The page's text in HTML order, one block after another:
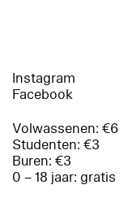
Instagram
Facebook
Volwassenen: €6
Studenten: €3
Buren: €3
0 – 18 jaar: gratis